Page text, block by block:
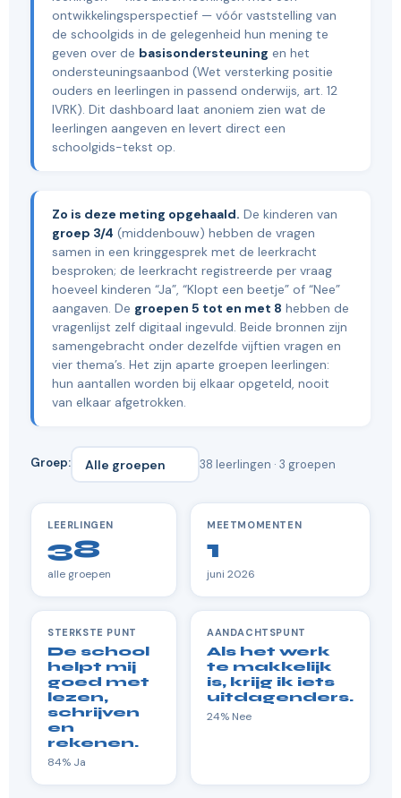
ontwikkelingsperspectief — vóór vaststelling van
de schoolgids in de gelegenheid hun mening te
geven over de basisondersteuning en het
ondersteuningsaanbod (Wet versterking positie
ouders en leerlingen in passend onderwijs, art. 12
IVRK). Dit dashboard laat anoniem zien wat de
leerlingen aangeven en levert direct een
schoolgids-tekst op.
Zo is deze meting opgehaald. De kinderen van
groep 3/4 (middenbouw) hebben de vragen
samen in een kringgesprek met de leerkracht
besproken; de leerkracht registreerde per vraag
hoeveel kinderen “Ja”, “Klopt een beetje” of “Nee”
aangaven. De groepen 5 tot en met 8 hebben de
vragenlijst zelf digitaal ingevuld. Beide bronnen zijn
samengebracht onder dezelfde vijftien vragen en
vier thema’s. Het zijn aparte groepen leerlingen:
hun aantallen worden bij elkaar opgeteld, nooit
van elkaar afgetrokken.
Groep: 38 leerlingen · 3 groepen
LEERLINGEN
38
alle groepen
MEETMOMENTEN
1
juni 2026
STERKSTE PUNT
De school
helpt mij
goed met
lezen,
schrijven
en
rekenen.
84% Ja
AANDACHTSPUNT
Als het werk
te makkelijk
is, krijg ik iets
uitdagenders.
24% Nee